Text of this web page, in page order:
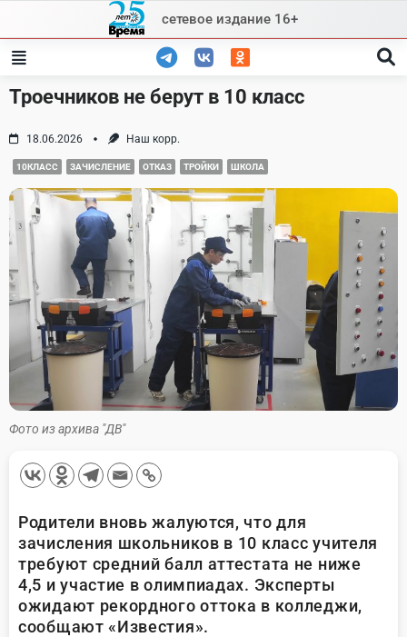
content
сетевое издание 16+
Троечников не берут в 10 класс
18.06.2026 Наш корр.
10КЛАСС ЗАЧИСЛЕНИЕ ОТКАЗ ТРОЙКИ ШКОЛА
Фото из архива "ДВ"
Родители вновь жалуются, что для
зачисления школьников в 10 класс учителя
требуют средний балл аттестата не ниже
4,5 и участие в олимпиадах. Эксперты
ожидают рекордного оттока в колледжи,
сообщают «Известия».